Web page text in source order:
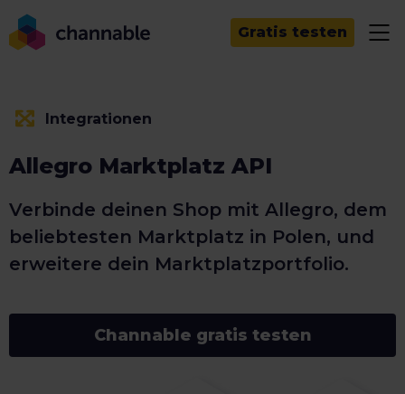
Gratis testen
Integrationen
Allegro Marktplatz API
Verbinde deinen Shop mit Allegro, dem
beliebtesten Marktplatz in Polen, und
erweitere dein Marktplatzportfolio.
Channable gratis testen